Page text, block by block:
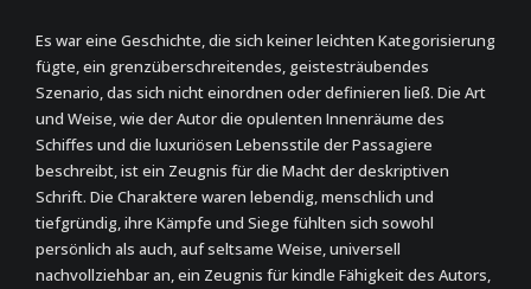
Es war eine Geschichte, die sich keiner leichten Kategorisierung
fügte, ein grenzüberschreitendes, geistesträubendes
Szenario, das sich nicht einordnen oder definieren ließ. Die Art
und Weise, wie der Autor die opulenten Innenräume des
Schiffes und die luxuriösen Lebensstile der Passagiere
beschreibt, ist ein Zeugnis für die Macht der deskriptiven
Schrift. Die Charaktere waren lebendig, menschlich und
tiefgründig, ihre Kämpfe und Siege fühlten sich sowohl
persönlich als auch, auf seltsame Weise, universell
nachvollziehbar an, ein Zeugnis für kindle Fähigkeit des Autors,